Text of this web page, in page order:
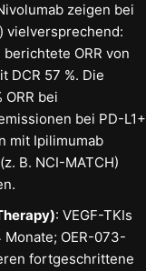
zeigen bei
vielversprechend:
berichtete ORR von
DCR 57 %. Die
bei
bei PD-L1+
mit Ipilimumab
B. NCI-MATCH)
: VEGF-TKIs
Monate; OER-073-
fortgeschrittene